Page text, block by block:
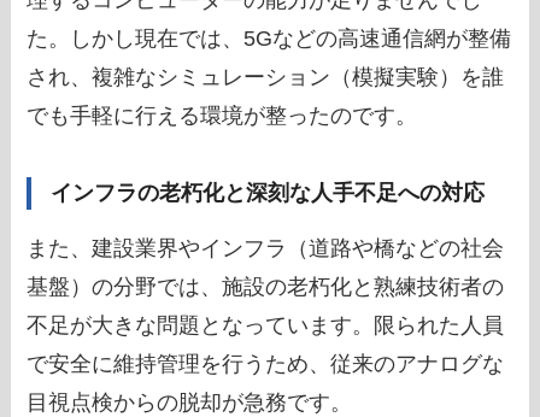
た。しかし現在では、5Gなどの高速通信網が整備
され、複雑なシミュレーション（模擬実験）を誰
でも手軽に行える環境が整ったのです。
インフラの老朽化と深刻な人手不足への対応
また、建設業界やインフラ（道路や橋などの社会
基盤）の分野では、施設の老朽化と熟練技術者の
不足が大きな問題となっています。限られた人員
で安全に維持管理を行うため、従来のアナログな
目視点検からの脱却が急務です。